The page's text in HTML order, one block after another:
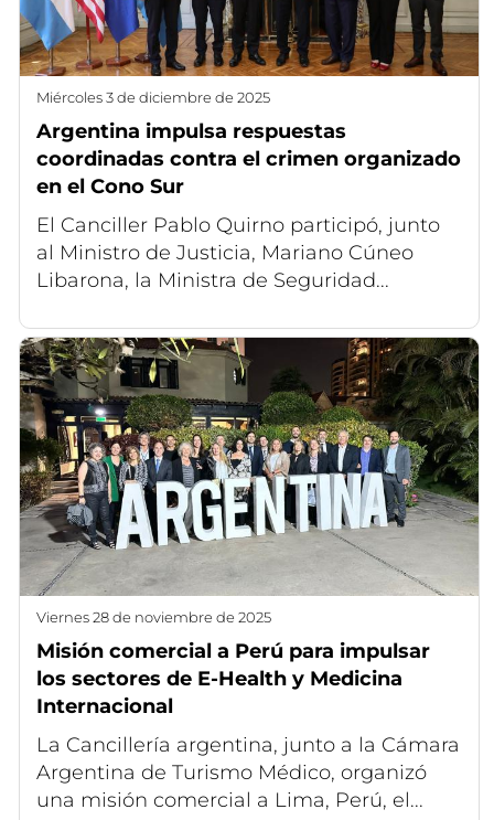
miércoles 3 de diciembre de 2025
Argentina impulsa respuestas
coordinadas contra el crimen organizado
en el Cono Sur
El Canciller Pablo Quirno participó, junto
al Ministro de Justicia, Mariano Cúneo
Libarona, la Ministra de Seguridad...
viernes 28 de noviembre de 2025
Misión comercial a Perú para impulsar
los sectores de E-Health y Medicina
Internacional
La Cancillería argentina, junto a la Cámara
Argentina de Turismo Médico, organizó
una misión comercial a Lima, Perú, el...